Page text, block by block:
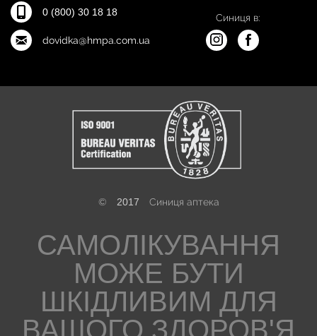
0 (800) 30 18 18
dovidka@hmpa.com.ua
Синиця в:
© 2017 Синиця аптека
САМОЛІКУВАННЯ
МОЖЕ БУТИ
ШКІДЛИВИМ ДЛЯ
ВАШОГО ЗДОРОВ'Я